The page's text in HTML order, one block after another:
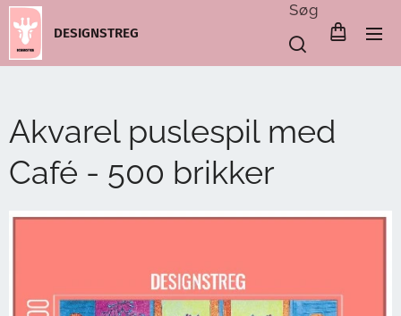
DESIGNSTREG
Søg
Akvarel puslespil med
Café - 500 brikker